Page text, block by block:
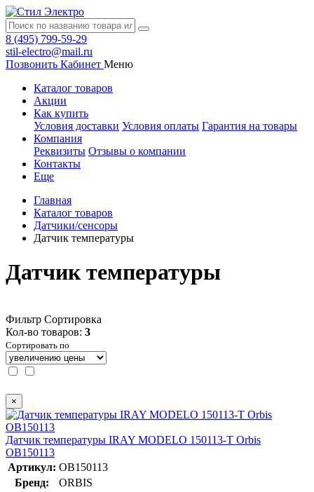
8 (495) 799-59-29
stil-electro@mail.ru
Позвонить Кабинет Меню
Каталог товаров
Акции
Как купить
Условия доставки Условия оплаты Гарантия на товары
Компания
Реквизиты Отзывы о компании
Контакты
Еще
Главная
Каталог товаров
Датчики/сенсоры
Датчик температуры
Датчик температуры
Фильтр Сортировка
Кол-во товаров: 3
Сортировать по
×
Датчик температуры IRAY MODELO 150113-T Orbis
OB150113
Артикул: OB150113
Бренд:
ORBIS